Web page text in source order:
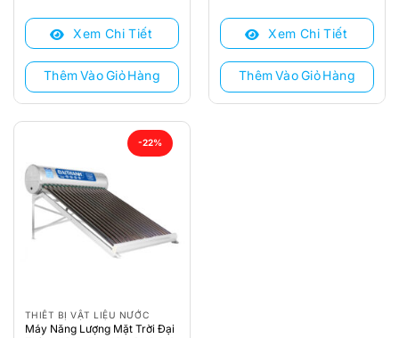
là:
16.199.000 ₫.
tại
10.600.000 ₫.
Xem Chi Tiết
Thêm Vào Giỏ Hàng
là:
12.489.000 ₫.
tại
10.620.000 ₫.
Xem Chi Tiết
Thêm Vào Giỏ Hàng
-22%
THIẾT BỊ VẬT LIỆU NƯỚC
Máy Năng Lượng Mặt Trời Đại